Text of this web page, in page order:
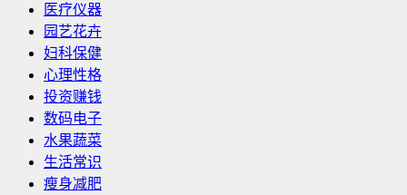
医疗仪器
园艺花卉
妇科保健
心理性格
投资赚钱
数码电子
水果蔬菜
生活常识
瘦身减肥